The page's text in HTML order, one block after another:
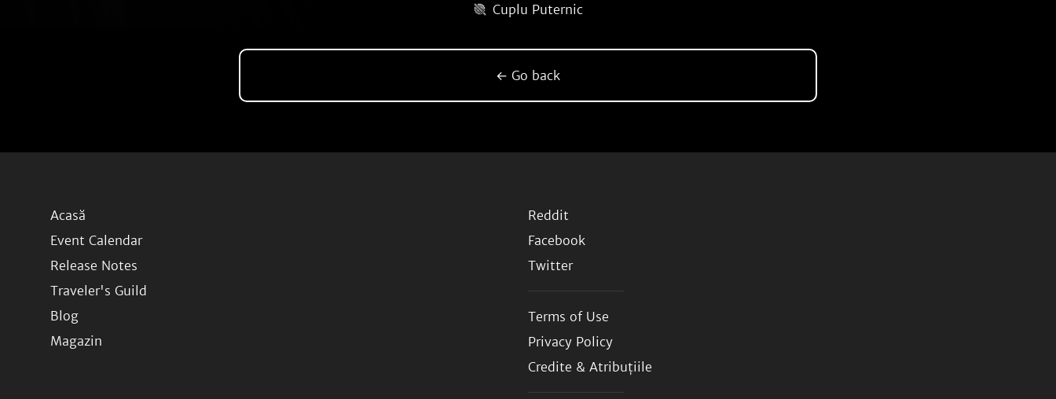
Cuplu Puternic
← Go back
Acasă
Event Calendar
Release Notes
Traveler's Guild
Blog
Magazin
Reddit
Facebook
Twitter
Terms of Use
Privacy Policy
Credite & Atribuțiile